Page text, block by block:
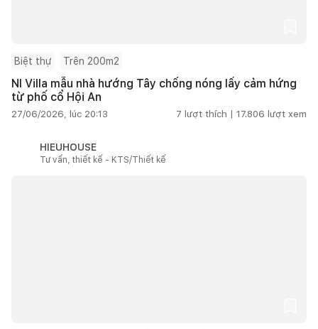
Biệt thự Trên 200m2
NI Villa mẫu nhà hướng Tây chống nóng lấy cảm hứng
từ phố cổ Hội An
27/06/2026, lúc 20:13 7 lượt thích | 17.806 lượt xem
HIEUHOUSE
Tư vấn, thiết kế - KTS/Thiết kế